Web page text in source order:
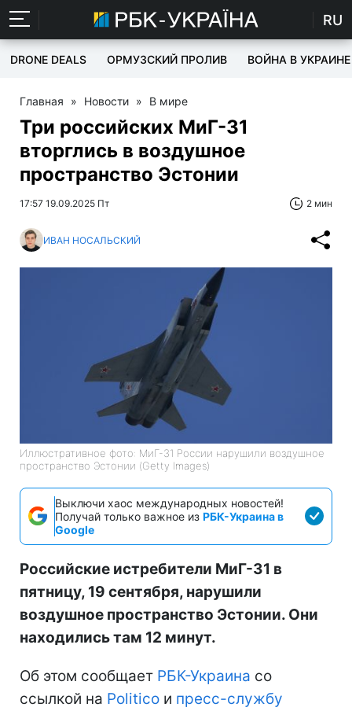
RU
DRONE DEALS ОРМУЗСКИЙ ПРОЛИВ ВОЙНА В УКРАИНЕ
Главная » Новости » В мире
Три российских МиГ-31
вторглись в воздушное
пространство Эстонии
17:57 19.09.2025 Пт 2 мин
ИВАН НОСАЛЬСКИЙ
Иллюстративное фото: МиГ-31 России нарушили воздушное
пространство Эстонии (Getty Images)
Выключи хаос международных новостей!
Получай только важное из РБК-Украина в
Google
Российские истребители МиГ-31 в
пятницу, 19 сентября, нарушили
воздушное пространство Эстонии. Они
находились там 12 минут.
Об этом сообщает РБК-Украина со
ссылкой на Politico и пресс-службу